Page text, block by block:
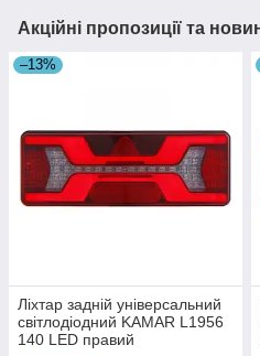
Акційні пропозиції та
–13%
Ліхтар задній універсальний
світлодіодний KAMAR L1956
140 LED правий